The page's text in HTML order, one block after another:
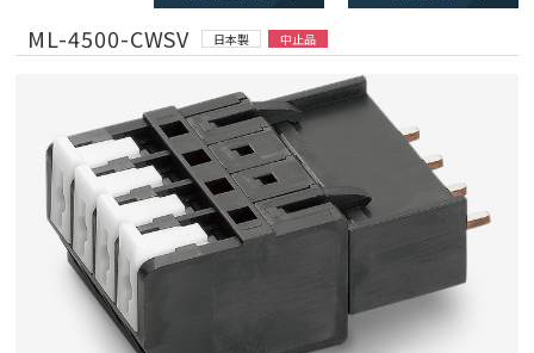
ML-4500-CWSV 日本製 中止品